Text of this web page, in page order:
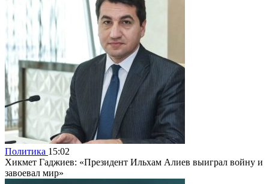
Политика 15:02
Хикмет Гаджиев: «Президент Ильхам Алиев выиграл войну и
завоевал мир»